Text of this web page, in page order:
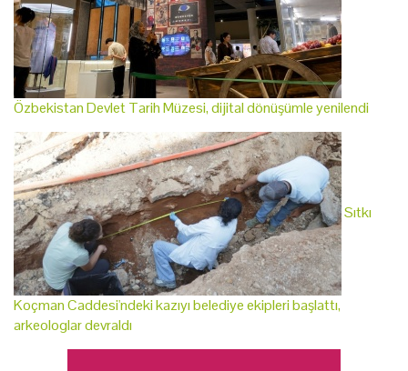
Özbekistan Devlet Tarih Müzesi, dijital dönüşümle yenilendi
Sıtkı
Koçman Caddesi'ndeki kazıyı belediye ekipleri başlattı,
arkeologlar devraldı